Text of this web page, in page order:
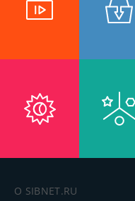
О SIBNET.RU